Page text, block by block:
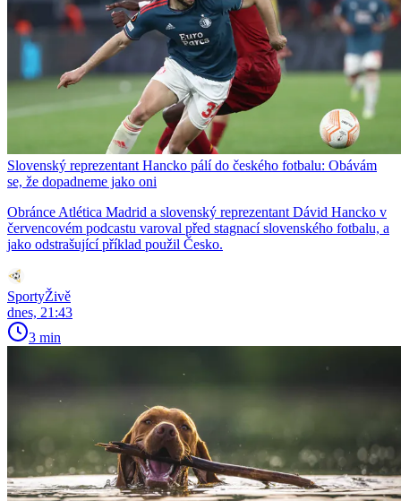
Slovenský reprezentant Hancko pálí do českého fotbalu: Obávám
se, že dopadneme jako oni
Obránce Atlética Madrid a slovenský reprezentant Dávid Hancko v
červencovém podcastu varoval před stagnací slovenského fotbalu, a
jako odstrašující příklad použil Česko.
SportyŽivě
dnes, 21:43
3 min